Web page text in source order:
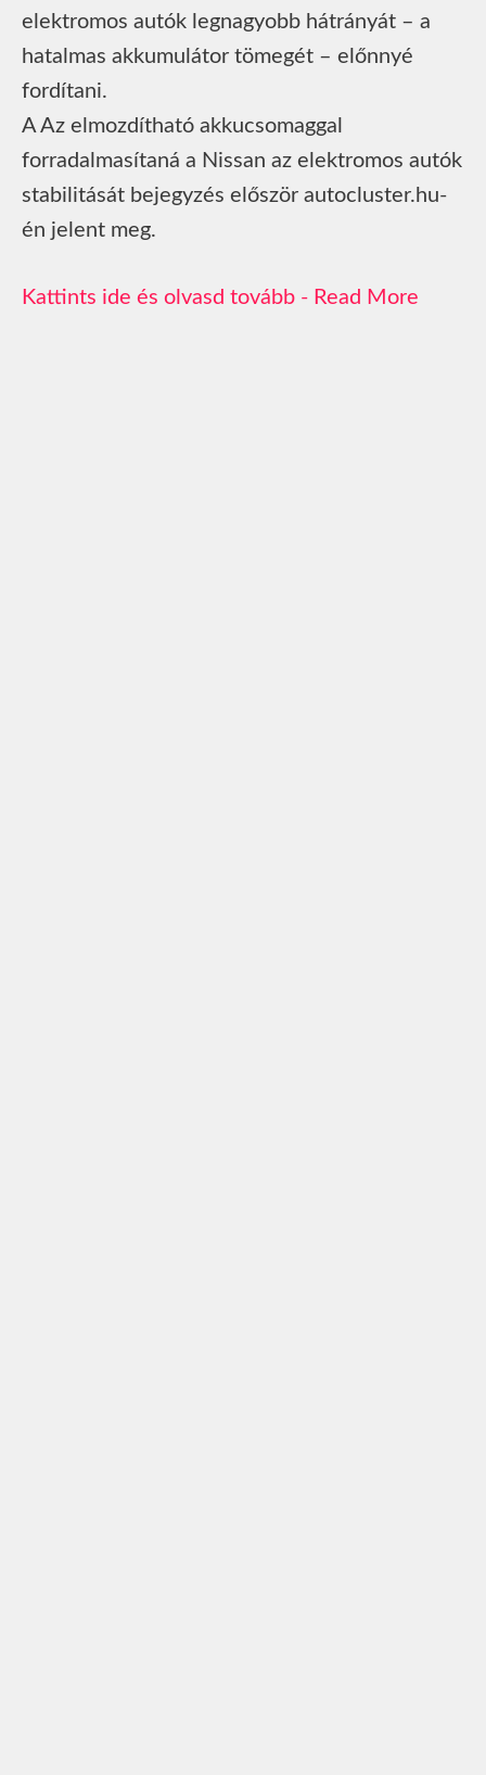
elektromos autók legnagyobb hátrányát – a
hatalmas akkumulátor tömegét – előnnyé
fordítani.
A Az elmozdítható akkucsomaggal
forradalmasítaná a Nissan az elektromos autók
stabilitását bejegyzés először autocluster.hu-
én jelent meg.
Read More